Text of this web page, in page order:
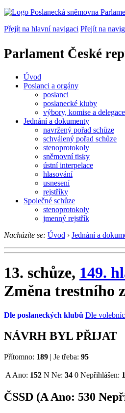
Přejít na hlavní navigaci Přejít na
Parlament České
Úvod
Poslanci a orgány
poslanci
poslanecké kluby
výbory, komise a delegace
Jednání a dokumenty
navržený pořad schůze
schválený pořad schůze
stenoprotokoly
sněmovní tisky
ústní interpelace
hlasování
usnesení
rejstříky
Společné schůze
stenoprotokoly
jmenný rejstřík
Nacházíte se: Úvod › Jednání a
13. schůze, 149.
Změna trestního
Dle poslaneckých klubů Dle
NÁVRH BYL PŘIJAT
Přítomno: 189 | Je třeba: 95
A Ano: 152 N Ne: 34 0 Nepřihlášen:
ČSSD (AAno: 530